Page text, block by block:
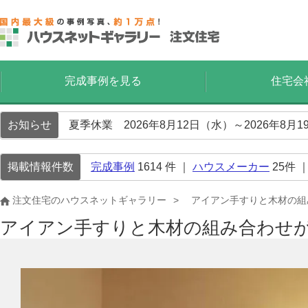
完成事例を見る 住宅会
お知らせ 夏季休業 2026年8月12日（水）～2026年8月
掲載情報件数 完成事例 1614 件 ｜ ハウスメーカー 25件
注文住宅のハウスネットギャラリー アイアン手すりと木材の
アイアン手すりと木材の組み合わせ